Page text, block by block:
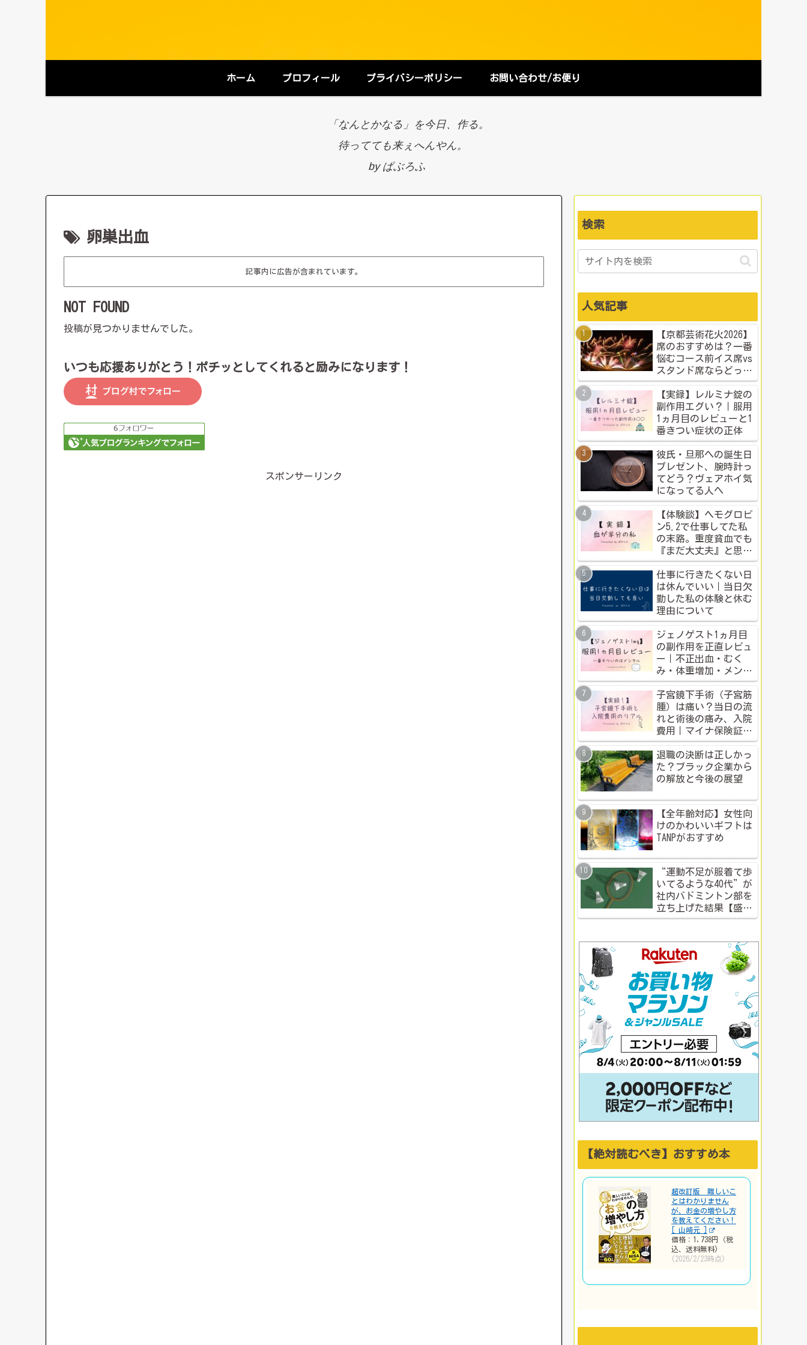
ホーム プロフィール プライバシーポリシー お問い合わせ/お便り
「なんとかなる」を今日、作る。
待ってても来ぇへんやん。
by ぱぶろふ
卵巣出血
記事内に広告が含まれています。
NOT FOUND
投稿が見つかりませんでした。
いつも応援ありがとう！ポチッとしてくれると励みになります！
スポンサーリンク
検索
人気記事
【京都芸術花火2026】
席のおすすめは？一番
悩むコース前イス席vs
スタンド席ならどっ
ち？本音比較！
【実録】レルミナ錠の
副作用エグい？｜服用
1ヵ月目のレビューと1
番きつい症状の正体
彼氏・旦那への誕生日
プレゼント、腕時計っ
てどう？ヴェアホイ気
になってる人へ
【体験談】ヘモグロビ
ン5.2で仕事してた私
の末路。重度貧血でも
『まだ大丈夫』と思う
人のための警告
仕事に行きたくない日
は休んでいい｜当日欠
勤した私の体験と休む
理由について
ジェノゲスト1ヵ月目
の副作用を正直レビュ
ー｜不正出血・むく
み・体重増加・メンタ
ル変化まで【体験談】
子宮鏡下手術（子宮筋
腫）は痛い？当日の流
れと術後の痛み、入院
費用｜マイナ保険証・
公的制度で乗り切った
入院体験記全公開
退職の決断は正しかっ
た？ブラック企業から
の解放と今後の展望
【全年齢対応】女性向
けのかわいいギフトは
TANPがおすすめ
“運動不足が服着て歩
いてるような40代”が
社内バドミントン部を
立ち上げた結果【盛り
上がる社内イベント成
【絶対読むべき】おすすめ本
超改訂版 難しいこ
とはわかりません
が、お金の増やし方
を教えてください！
[ 山崎元 ]
価格：1,738円（税
込、送料無料)
(2026/2/23時点)